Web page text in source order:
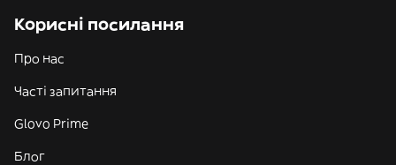
Корисні посилання
Про нас
Часті запитання
Glovo Prime
Блог